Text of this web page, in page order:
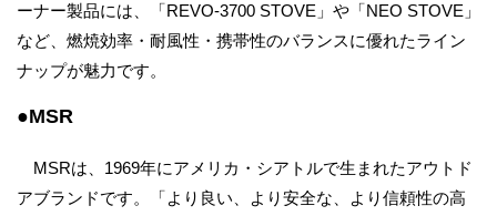
ーナー製品には、「REVO-3700 STOVE」や「NEO STOVE」
など、燃焼効率・耐風性・携帯性のバランスに優れたライン
ナップが魅力です。
●MSR
MSRは、1969年にアメリカ・シアトルで生まれたアウトド
アブランドです。「より良い、より安全な、より信頼性の高